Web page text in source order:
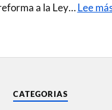
a la Ley…Lee
CATEGORIAS